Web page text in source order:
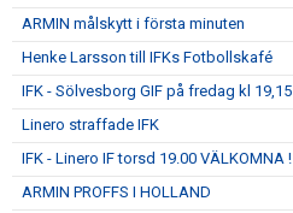
ARMIN målskytt i första minuten
Henke Larsson till IFKs Fotbollskafé
IFK - Sölvesborg GIF på fredag kl 19,15
Linero straffade IFK
IFK - Linero IF torsd 19.00 VÄLKOMNA !
ARMIN PROFFS I HOLLAND